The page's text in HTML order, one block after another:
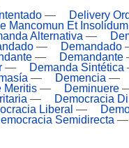
—
Delivery
Mancomun Et Insolidum
Alternativa —
— Demandado
— Demandante
— Demanda Sintética
— Demencia —
Meritis — Deminuere
—
Democracia
Liberal —
Semidirecta